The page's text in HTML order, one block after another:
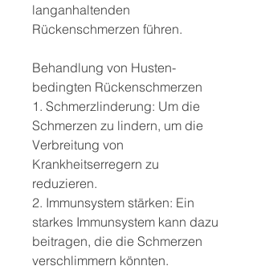
langanhaltenden
Rückenschmerzen führen.
Behandlung von Husten-
bedingten Rückenschmerzen
1. Schmerzlinderung: Um die
Schmerzen zu lindern, um die
Verbreitung von
Krankheitserregern zu
reduzieren.
2. Immunsystem stärken: Ein
starkes Immunsystem kann dazu
beitragen, die die Schmerzen
verschlimmern könnten.